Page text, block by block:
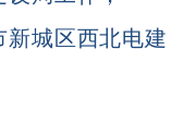
新城区西北电建